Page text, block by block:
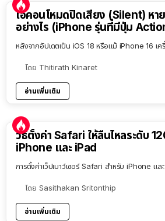
ไอคอนโหมดปิดเสียง (Silent) หา
อย่างไร (iPhone รุ่นที่มีปุ่ม
หลังจากอัปเดตเป็น iOS 18 หรือแม้ iPhone 16 เ
โดย Thitirath Kinaret
อ่านเพิ่มเติม
วิธีตั้งค่า Safari ให้ลื่นไหลระดับ
iPhone และ iPad
การตั้งค่าเว็ปเบาว์เซอร์ Safari สำหรับ iPhone แ
โดย Sasithakan Sritonthip
อ่านเพิ่มเติม